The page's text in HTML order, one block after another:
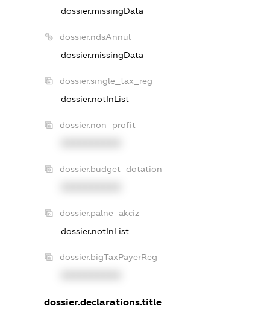
dossier.missingData
dossier.ndsAnnul
dossier.missingData
dossier.single_tax_reg
dossier.notInList
dossier.non_profit
dossier.budget_dotation
dossier.palne_akciz
dossier.notInList
dossier.bigTaxPayerReg
dossier.declarations.title